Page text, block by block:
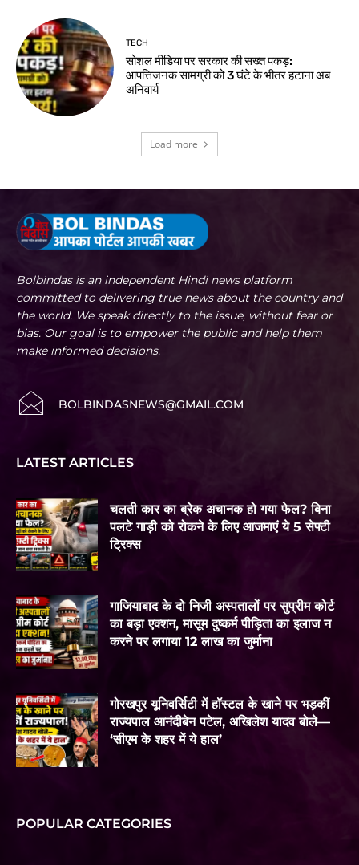
TECH
सोशल मीडिया पर सरकार की सख्त पकड़:
आपत्तिजनक सामग्री को 3 घंटे के भीतर हटाना अब
अनिवार्य
Load more
Bolbindas is an independent Hindi news platform
committed to delivering true news about the country and
the world. We speak directly to the issue, without fear or
bias. Our goal is to empower the public and help them
make informed decisions.
BOLBINDASNEWS@GMAIL.COM
LATEST ARTICLES
चलती कार का ब्रेक अचानक हो गया फेल? बिना
पलटे गाड़ी को रोकने के लिए आजमाएं ये 5 सेफ्टी
ट्रिक्स
गाजियाबाद के दो निजी अस्पतालों पर सुप्रीम कोर्ट
का बड़ा एक्शन, मासूम दुष्कर्म पीड़िता का इलाज न
करने पर लगाया 12 लाख का जुर्माना
गोरखपुर यूनिवर्सिटी में हॉस्टल के खाने पर भड़कीं
राज्यपाल आनंदीबेन पटेल, अखिलेश यादव बोले—
‘सीएम के शहर में ये हाल’
POPULAR CATEGORIES